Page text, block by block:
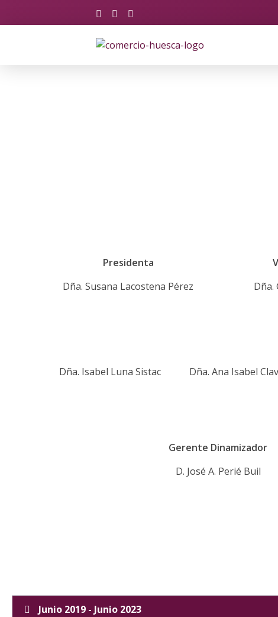
Presidenta
Dña. Susana Lacostena Pérez
Dña.
Dña. Isabel Luna Sistac Dña. Ana Isabel
Gerente Dinamizador
D. José A. Perié Buil
Junio 2019 - Junio 2023